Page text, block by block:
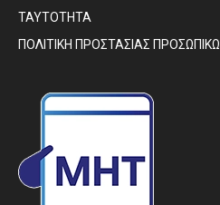
ΤΑΥΤΟΤΗΤΑ
ΠΟΛΙΤΙΚΗ ΠΡΟΣΤΑΣΙΑΣ